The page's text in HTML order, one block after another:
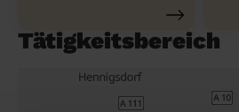
Tätigkeitsbereich